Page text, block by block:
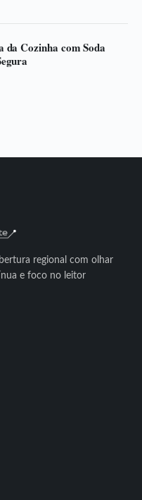
da Cozinha com Soda
regional com olhar
e foco no leitor